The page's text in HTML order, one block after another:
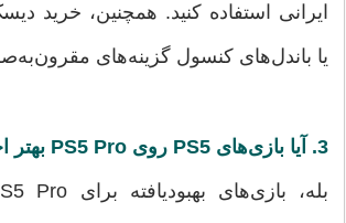
ایرانی استفاده کنید. همچنین، خرید
یا باندل‌های کنسول گزینه‌های
3. آیا بازی‌های PS5 روی PS5 Pro بهتر اجرا می‌شوند؟